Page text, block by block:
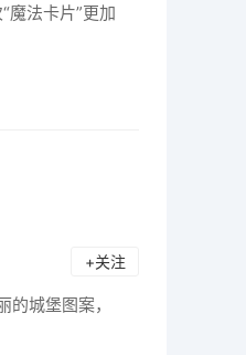
魔法卡片”更加
+关注
城堡图案，